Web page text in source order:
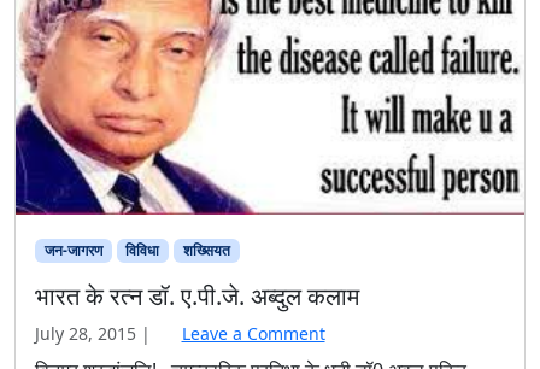
जन-जागरण विविधा शख्सियत
भारत के रत्न डॉ. ए.पी.जे. अब्दुल कलाम
July 28, 2015 | Leave a Comment
विनम्र श्रद्धांजलि! चमत्कारिक प्रतिभा के धनी डॉ0 अवुल पकिर
जैनुलआब्दीन अब्दुल कलाम भारत के ऐसे पहले वैज्ञानिक थें, जो देश के
सब से बडे पद राष्ट्रपति (11वें राष्ट्र पति के रूप में) के पद पर भी
आसीन हुए। वे देश के ऐसे तीसरे राष्ट्रपति (अन्य दो राष्ट्र पति हैं
सर्वपल्लीन राधाकृष्णन और डॉ0 जा़किर […]